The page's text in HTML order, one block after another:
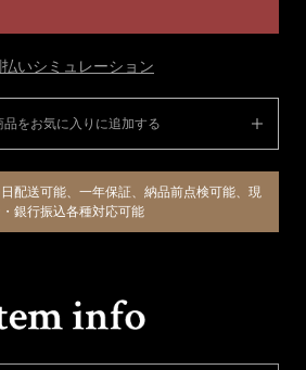
いシミュレーション
品をお気に入りに追加する
配送可能、一年保証、納品前点検可能、現
銀行振込各種対応可能